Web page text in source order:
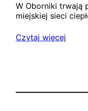
W Oborniki trwają
miejskiej sieci
Czytaj więcej